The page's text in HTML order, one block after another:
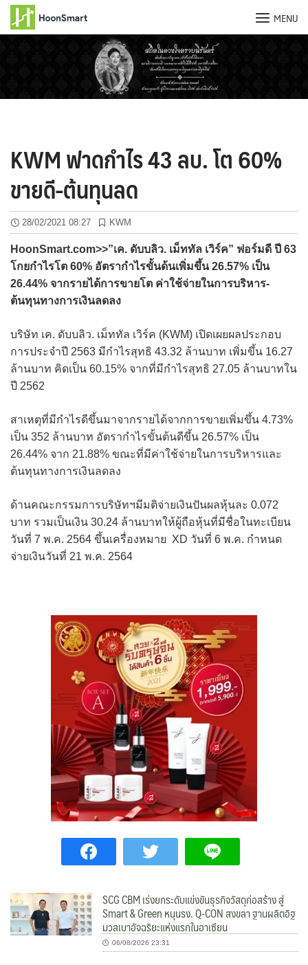
MENU
KWM ฟาดกำไร 43 ลบ. โต 60%
ขายดี-ต้นทุนลด
28/02/2021 08:27 KWM
HoonSmart.com>>”เค. ดับบลิว. เม็ททัล เวิร์ค” ฟอร์มดี ปี 63
โกยกำไรโต 60% อัตรากำไรขั้นด้นเพิ่มขึ้น 26.57% เป็น
26.44% จากรายได้การขายโต ค่าใช้จ่ายในการบริหาร-
ต้นทุนทางการเงินลดลง
บริษัท เค. ดับบลิว. เม็ททัล เวิร์ค (KWM) เปิดเผยผลประกอบ
การประจำปี 2563 มีกำไรสุทธิ 43.32 ล้านบาท เพิ่มขึ้น 16.27
ล้านบาท คิดเป็น 60.15% จากที่มีกำไรสุทธิ 27.05 ล้านบาทใน
ปี 2562
สาเหตุที่มีกำไรดีขึ้นมาจากรายได้จากการขายเพิ่มขึ้น 4.73%
เป็น 352 ล้านบาท อัตรากำไรขั้นต้นดีขึ้น 26.57% เป็น
26.44% จาก 21.88% ขณะที่มีค่าใช้จ่ายในการบริหารและ
ต้นทุนทางการเงินลดลง
ด้านคณะกรรมการบริษัทฯมีมติจ่ายเงินปันผลหุ้นละ 0.072
บาท รวมเป็นเงิน 30.24 ล้านบาทให้ผู้ถือหุ้นที่มีชื่อในทะเบียน
วันที่ 7 พ.ค. 2564 ขึ้นเครื่องหมาย XD วันที่ 6 พ.ค. กำหนด
จ่ายเงินวันที่ 21 พ.ค. 2564
SCG CBM เร่งยกระดับแข่งขันธุรกิจวัสดุก่อสร้าง สู่
Smart & Green หนุนรง. Q-CON สงขลา ฐานผลิตอิฐ
มวลเบาอัจฉริยะแห่งแรกในอาเซียน
06/08/2026 23:31